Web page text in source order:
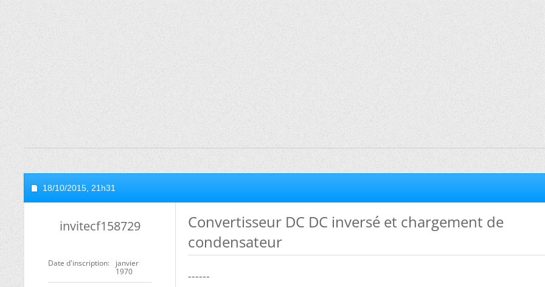
18/10/2015, 21h31
invitecf158729
Date d'inscription
janvier
1970
Convertisseur DC DC inversé et chargement de
condensateur
------